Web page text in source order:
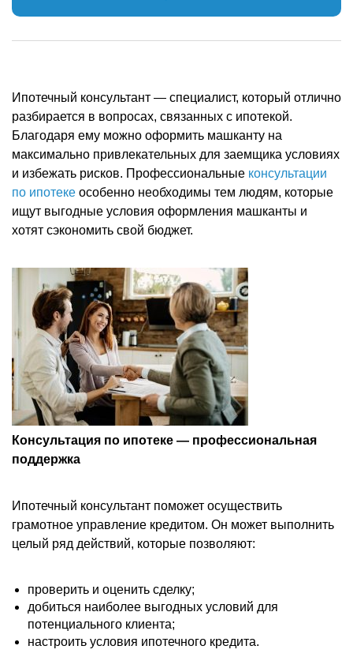
Ипотечный консультант — специалист, который отлично
разбирается в вопросах, связанных с ипотекой.
Благодаря ему можно оформить машканту на
максимально привлекательных для заемщика условиях
и избежать рисков. Профессиональные консультации
по ипотеке особенно необходимы тем людям, которые
ищут выгодные условия оформления машканты и
хотят сэкономить свой бюджет.
Консультация по ипотеке — профессиональная
поддержка
Ипотечный консультант поможет осуществить
грамотное управление кредитом. Он может выполнить
целый ряд действий, которые позволяют:
проверить и оценить сделку;
добиться наиболее выгодных условий для
потенциального клиента;
настроить условия ипотечного кредита.